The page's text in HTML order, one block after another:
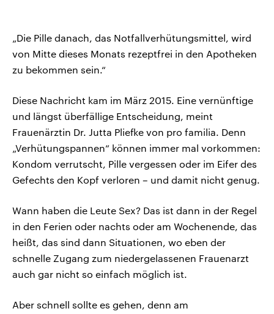
„Die Pille danach, das Notfallverhütungsmittel, wird
von Mitte dieses Monats rezeptfrei in den Apotheken
zu bekommen sein.“
Diese Nachricht kam im März 2015. Eine vernünftige
und längst überfällige Entscheidung, meint
Frauenärztin Dr. Jutta Pliefke von pro familia. Denn
„Verhütungspannen“ können immer mal vorkommen:
Kondom verrutscht, Pille vergessen oder im Eifer des
Gefechts den Kopf verloren – und damit nicht genug.
Wann haben die Leute Sex? Das ist dann in der Regel
in den Ferien oder nachts oder am Wochenende, das
heißt, das sind dann Situationen, wo eben der
schnelle Zugang zum niedergelassenen Frauenarzt
auch gar nicht so einfach möglich ist.
Aber schnell sollte es gehen, denn am